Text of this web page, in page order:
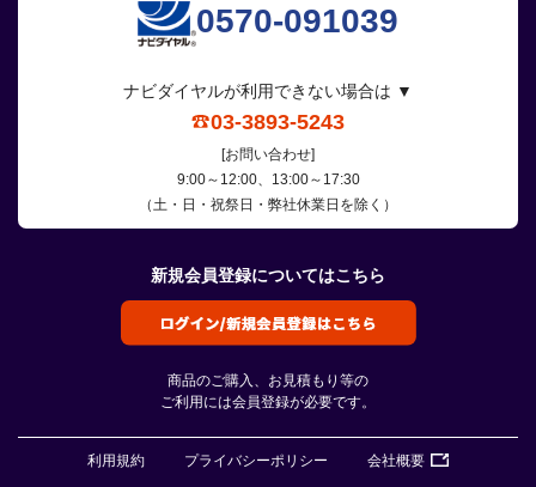
0570-091039
ナビダイヤルが利用できない場合は ▼
03-3893-5243
[お問い合わせ]
9:00～12:00、13:00～17:30
（土・日・祝祭日・弊社休業日を除く）
新規会員登録についてはこちら
商品のご購入、お見積もり等の
ご利用には会員登録が必要です。
利用規約 プライバシーポリシー 会社概要